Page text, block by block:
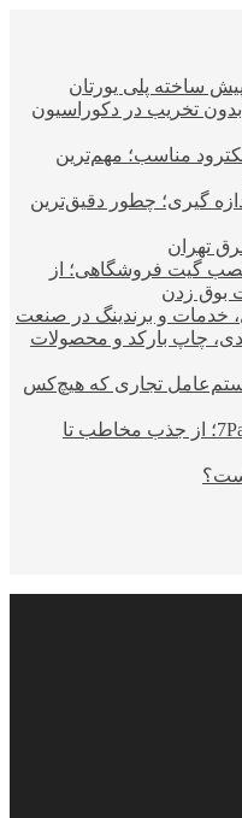
پیش ساخته پلی یورتان
تخریب در دکوراسیون
مناسب؛ مهم‌ترین
گیری؛ چطور دقیق‌ترین
تهران
نصب گیت فروشگاهی؛ از
بوق زدن
خدمات و برندینگ در صنعت
چاپ بارکد و محصولات
تجاری که هیچ‌کس
خدمات شبکه‌های اجتماعی 7Panel؛ از جذب مخاطب تا